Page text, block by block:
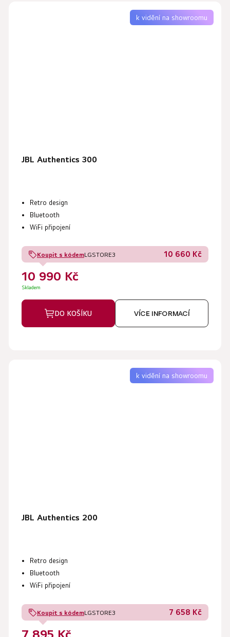
k vidění na showroomu
JBL Authentics 300
Retro design
Bluetooth
WiFi připojení
Koupit s kódemLGSTORE3 10 660 Kč
10 990 Kč
Skladem
DO KOŠÍKU VÍCE INFORMACÍ
k vidění na showroomu
JBL Authentics 200
Retro design
Bluetooth
WiFi připojení
Koupit s kódemLGSTORE3 7 658 Kč
7 895 Kč